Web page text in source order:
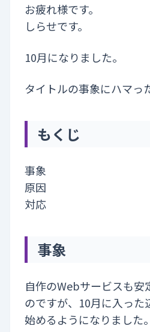
お疲れ様です。
しらせです。
10月になりました。
タイトルの事象にハマっ
もくじ
事象
原因
対応
事象
自作のWebサービスも安
のですが、10月に入った
始めるようになりました。